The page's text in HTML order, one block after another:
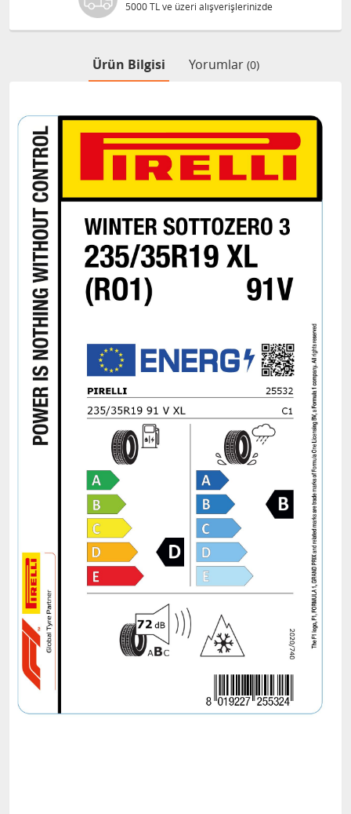
5000 TL ve üzeri alışverişlerinizde
Ürün Bilgisi Yorumlar (0)